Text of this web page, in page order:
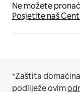
Ne možete
Posjetite naš
*Zaštita
podliježe ovim